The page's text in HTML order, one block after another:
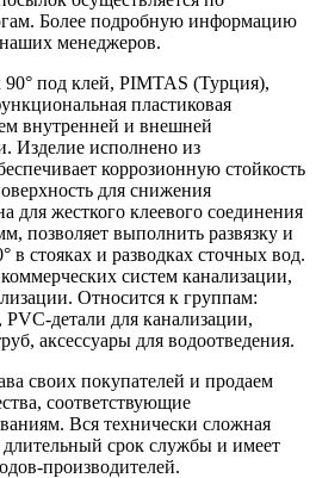
Более подробную информацию
менеджеров.
под клей, PIMTAS (Турция),
пластиковая
внутренней и внешней
Изделие исполнено из
коррозионную стойкость
для снижения
для жесткого клеевого соединения
позволяет выполнить развязку и
в стояках и разводках сточных вод.
систем канализации,
Относится к группам:
детали для канализации,
аксессуары для водоотведения.
своих покупателей и продаем
соответствующие
Вся технически сложная
длительный срок службы и имеет
производителей.